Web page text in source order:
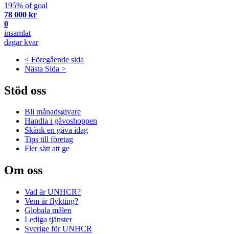
195% of goal
78 000 kr
0
insamlat
dagar kvar
< Föregående sida
Nästa Sida >
Stöd oss
Bli månadsgivare
Handla i gåvoshoppen
Skänk en gåva idag
Tips till företag
Fler sätt att ge
Om oss
Vad är UNHCR?
Vem är flykting?
Globala målen
Lediga tjänster
Sverige för UNHCR